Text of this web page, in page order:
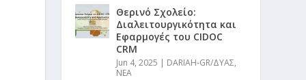
Θερινό Σχολείο:
Διαλειτουργικότητα και
Εφαρμογές του CIDOC
CRM
Jun 4, 2025 | DARIAH-GR/ΔΥΑΣ,
NEA